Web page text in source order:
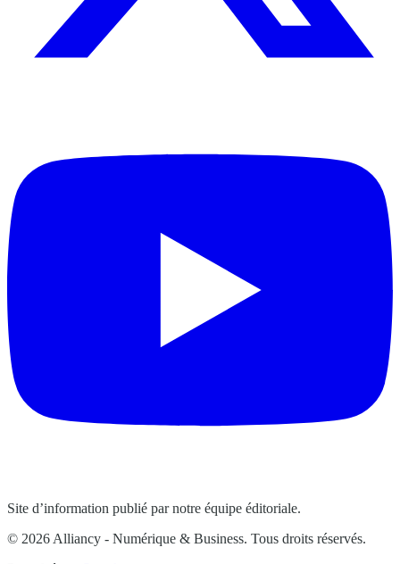
Site d’information publié par notre équipe éditoriale.
© 2026 Alliancy - Numérique & Business. Tous droits réservés.